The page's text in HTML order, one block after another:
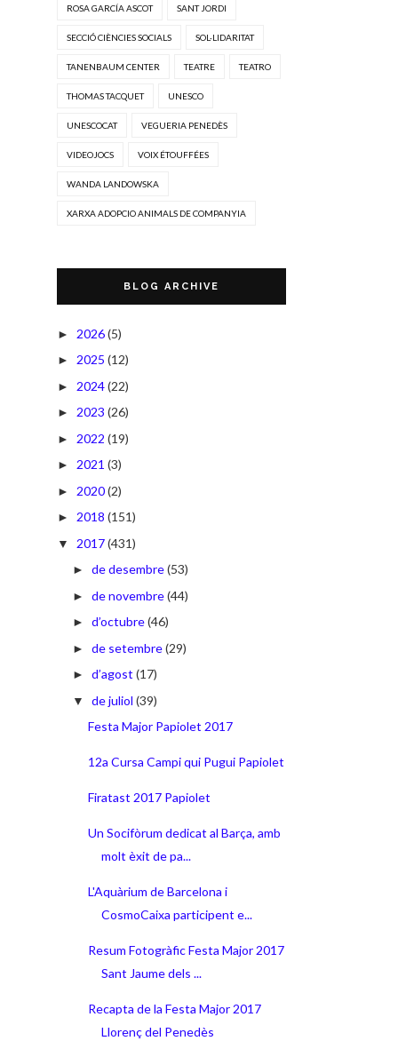
ROSA GARCÍA ASCOT SANT JORDI
SECCIÓ CIÈNCIES SOCIALS SOL·LIDARITAT
TANENBAUM CENTER TEATRE TEATRO
THOMAS TACQUET UNESCO
UNESCOCAT VEGUERIA PENEDÈS
VIDEOJOCS VOIX ÉTOUFFÉES
WANDA LANDOWSKA
XARXA ADOPCIO ANIMALS DE COMPANYIA
BLOG ARCHIVE
► 2026(5)
► 2025 (12)
► 2024(22)
► 2023 (26)
► 2022 (19)
► 2021 (3)
► 2020(2)
► 2018 (151)
▼ 2017(431)
► de desembre(53)
► de novembre(44)
► d’octubre(46)
► de setembre(29)
► d’agost (17)
▼ de juliol (39)
Festa Major Papiolet 2017
12a Cursa Campi qui Pugui Papiolet
Firatast 2017 Papiolet
Un Socifòrum dedicat al Barça, amb
molt èxit de pa...
L'Aquàrium de Barcelona i
CosmoCaixa participent e...
Resum Fotogràfic Festa Major 2017
Sant Jaume dels ...
Recapta de la Festa Major 2017
Llorenç del Penedès